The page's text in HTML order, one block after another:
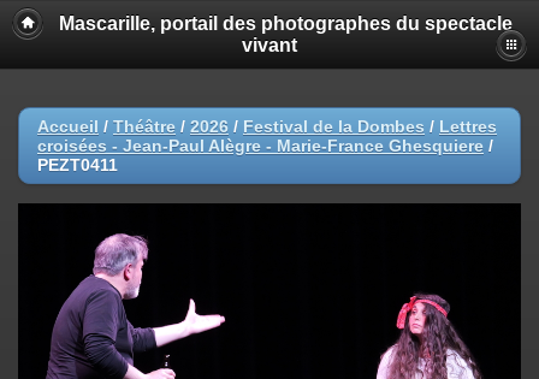
Mascarille, portail des photographes du spectacle
vivant
Accueil / Théâtre / 2026 / Festival de la Dombes / Lettres
croisées - Jean-Paul Alègre - Marie-France Ghesquiere /
PEZT0411